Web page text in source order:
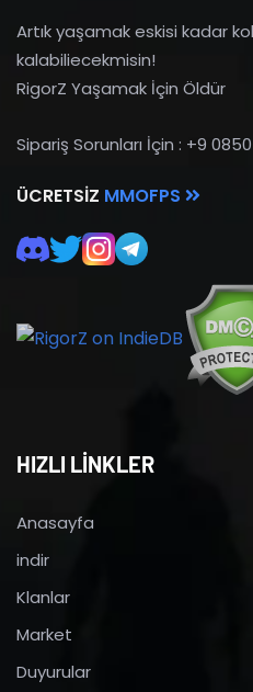
Artık yaşamak eskisi kadar
kalabiliecekmisin!
RigorZ Yaşamak İçin Öldür
Sipariş Sorunları İçin : +9
ÜCRETSIZ MMOFPS
HIZLI LİNKLER
Anasayfa
indir
Klanlar
Market
Duyurular